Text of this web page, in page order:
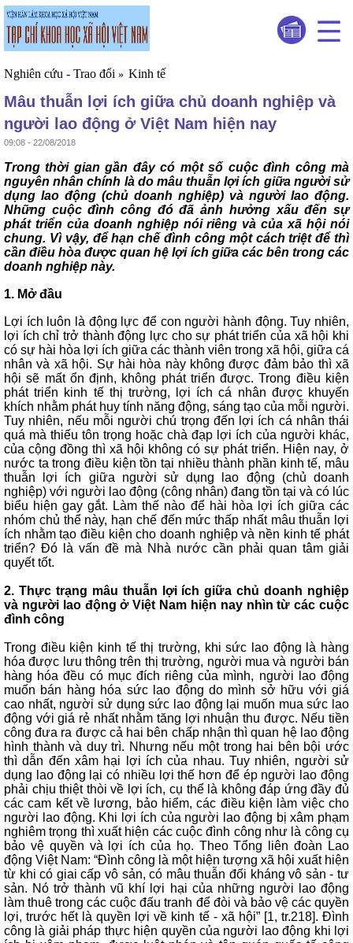
Nghiên cứu - Trao đổi » Kinh tế
Mâu thuẫn lợi ích giữa chủ doanh nghiệp và
người lao động ở Việt Nam hiện nay
09:08 - 22/08/2018
Trong thời gian gần đây có một số cuộc đình công mà
nguyên nhân chính là do mâu thuẫn lợi ích giữa người sử
dụng lao động (chủ doanh nghiệp) và người lao động.
Những cuộc đình công đó đã ảnh hưởng xấu đến sự
phát triển của doanh nghiệp nói riêng và của xã hội nói
chung. Vì vậy, để hạn chế đình công một cách triệt để thì
cần điều hòa được quan hệ lợi ích giữa các bên trong các
doanh nghiệp này.
1. Mở đầu
Lợi ích luôn là động lực để con người hành động. Tuy nhiên,
lợi ích chỉ trở thành động lực cho sự phát triển của xã hội khi
có sự hài hòa lợi ích giữa các thành viên trong xã hội, giữa cá
nhân và xã hội. Sự hài hòa này không được đảm bảo thì xã
hội sẽ mất ổn định, không phát triển được. Trong điều kiện
phát triển kinh tế thị trường, lợi ích cá nhân được khuyến
khích nhằm phát huy tính năng động, sáng tạo của mỗi người.
Tuy nhiên, nếu mỗi người chú trọng đến lợi ích cá nhân thái
quá mà thiếu tôn trọng hoặc chà đạp lợi ích của người khác,
của cộng đồng thì xã hội không có sự phát triển. Hiện nay, ở
nước ta trong điều kiện tồn tại nhiều thành phần kinh tế, mâu
thuẫn lợi ích giữa người sử dụng lao động (chủ doanh
nghiệp) với người lao động (công nhân) đang tồn tại và có lúc
biểu hiện gay gắt. Làm thế nào để hài hòa lợi ích giữa các
nhóm chủ thể này, hạn chế đến mức thấp nhất mâu thuẫn lợi
ích nhằm tạo điều kiện cho doanh nghiệp và nền kinh tế phát
triển? Đó là vấn đề mà Nhà nước cần phải quan tâm giải
quyết tốt.
2. Thực trạng mâu thuẫn lợi ích giữa chủ doanh nghiệp
và người lao động ở Việt Nam hiện nay nhìn từ các cuộc
đình công
Trong điều kiện kinh tế thị trường, khi sức lao động là hàng
hóa được lưu thông trên thị trường, người mua và người bán
hàng hóa đều có mục đích riêng của mình, người lao động
muốn bán hàng hóa sức lao động do mình sở hữu với giá
cao nhất, người sử dụng sức lao động lại muốn mua sức lao
động với giá rẻ nhất nhằm tăng lợi nhuận thu được. Nếu tiền
công đưa ra được cả hai bên chấp nhận thì quan hệ lao động
hình thành và duy trì. Nhưng nếu một trong hai bên bội ước
thì dẫn đến xâm hại lợi ích của nhau. Tuy nhiên, người sử
dụng lao động lại có nhiều lợi thế hơn để ép người lao động
phải chịu thiệt thòi về lợi ích, cụ thể là không đáp ứng đầy đủ
các cam kết về lương, bảo hiểm, các điều kiện làm việc cho
người lao động. Khi lợi ích của người lao động bị xâm phạm
nghiêm trọng thì xuất hiện các cuộc đình công như là công cụ
bảo vệ quyền và lợi ích của họ. Theo Tổng liên đoàn Lao
động Việt Nam: “Đình công là một hiện tượng xã hội xuất hiện
từ khi có giai cấp vô sản, có mâu thuẫn đối kháng vô sản - tư
sản. Nó trở thành vũ khí lợi hại của những người lao động
làm thuê trong các cuộc đấu tranh để đòi và bảo vệ các quyền
lợi, trước hết là quyền lợi về kinh tế - xã hội” [1, tr.218]. Đình
công là giải pháp thực hiện quyền của người lao động khi lợi